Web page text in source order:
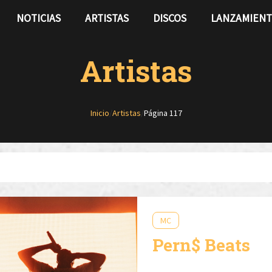
NOTICIAS ARTISTAS DISCOS
Artistas
Inicio/Artistas/Página 117
MC
Pern$ Beats